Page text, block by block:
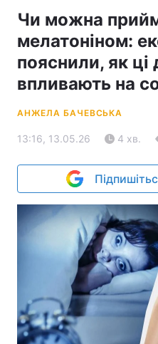
Чи можна
мелатоніном:
пояснили, як ці
впливають на
АНЖЕЛА БАЧЕВСЬКА
13:16, 13.05.26 4 хв.